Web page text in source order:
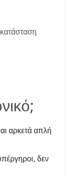
αρκετά απλή
δεν